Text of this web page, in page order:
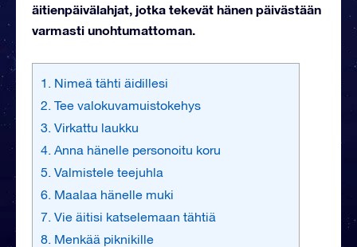
äitienpäivälahjat, jotka tekevät hänen päivästään
varmasti unohtumattoman.
1. Nimeä tähti äidillesi
2. Tee valokuvamuistokehys
3. Virkattu laukku
4. Anna hänelle personoitu koru
5. Valmistele teejuhla
6. Maalaa hänelle muki
7. Vie äitisi katselemaan tähtiä
8. Menkää piknikille